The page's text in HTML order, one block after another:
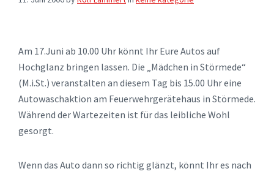
Am 17.Juni ab 10.00 Uhr könnt Ihr Eure Autos auf
Hochglanz bringen lassen. Die „Mädchen in Störmede“
(M.i.St.) veranstalten an diesem Tag bis 15.00 Uhr eine
Autowaschaktion am Feuerwehrgerätehaus in Störmede.
Während der Wartezeiten ist für das leibliche Wohl
gesorgt.
Wenn das Auto dann so richtig glänzt, könnt Ihr es nach